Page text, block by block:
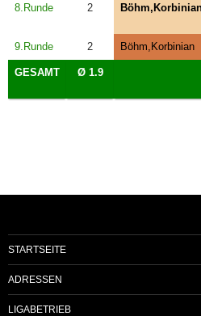
8.Runde 2
9.Runde 2 Böhm,Korbinian
GESAMT Ø 1.9
STARTSEITE
ADRESSEN
LIGABETRIEB